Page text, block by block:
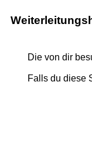
Die von dir
Falls du diese